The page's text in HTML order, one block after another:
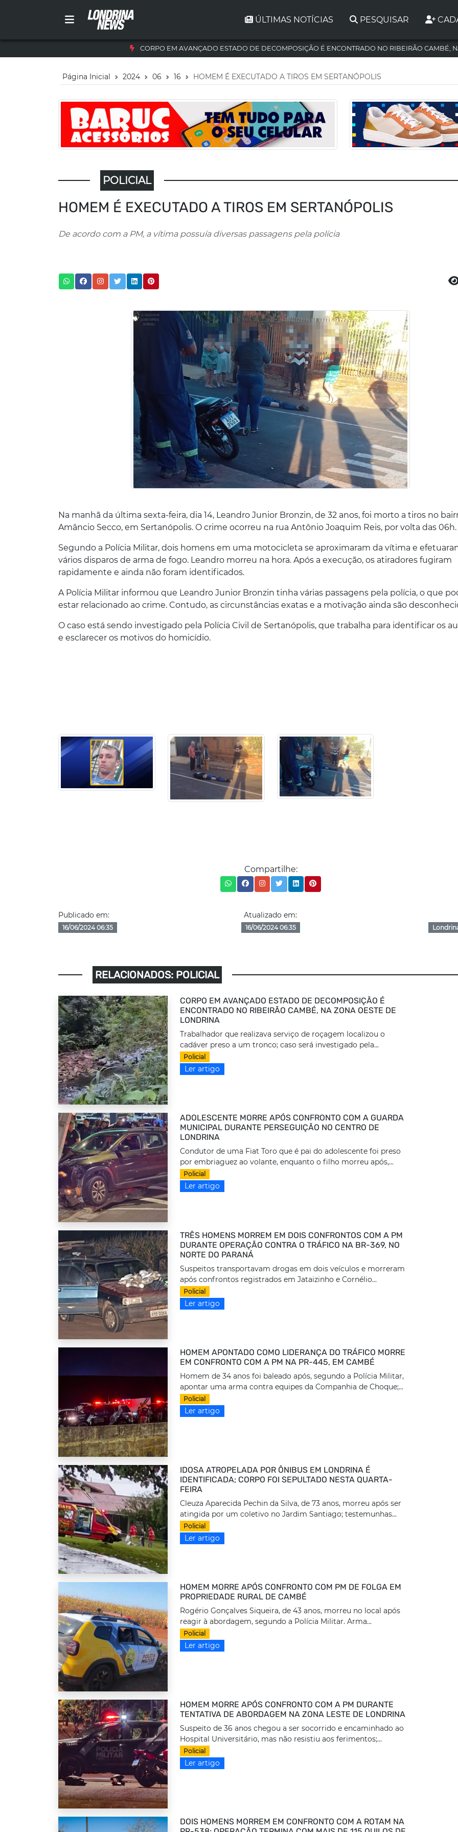
ÚLTIMAS NOTÍCIAS PESQUISAR
CORPO EM AVANÇADO ESTADO DE DECOMPOSIÇÃO É ENCONTRADO NO RIBEIRÃO CAMBÉ,
Página Inicial 2024 06 16 HOMEM É EXECUTADO A TIROS EM SERTANÓPOLIS
POLICIAL
HOMEM É EXECUTADO A TIROS EM SERTANÓPOLIS
De acordo com a PM, a vítima possuía diversas passagens pela polícia
Na manhã da última sexta-feira, dia 14, Leandro Junior Bronzin, de 32 anos, foi morto a tiros no
Amâncio Secco, em Sertanópolis. O crime ocorreu na rua Antônio Joaquim Reis, por volta das 06h.
Segundo a Polícia Militar, dois homens em uma motocicleta se aproximaram da vítima e
vários disparos de arma de fogo. Leandro morreu na hora. Após a execução, os atiradores fugiram
rapidamente e ainda não foram identificados.
A Polícia Militar informou que Leandro Junior Bronzin tinha várias passagens pela polícia, o que
estar relacionado ao crime. Contudo, as circunstâncias exatas e a motivação ainda são
O caso está sendo investigado pela Polícia Civil de Sertanópolis, que trabalha para identificar os
e esclarecer os motivos do homicídio.
Compartilhe:
Publicado em:
16/06/2024 06:35
Atualizado em:
16/06/2024 06:35
RELACIONADOS: POLICIAL
CORPO EM AVANÇADO ESTADO DE DECOMPOSIÇÃO É
ENCONTRADO NO RIBEIRÃO CAMBÉ, NA ZONA OESTE DE
LONDRINA
Trabalhador que realizava serviço de roçagem localizou o
cadáver preso a um tronco; caso será investigado pela...
Policial
Ler artigo
ADOLESCENTE MORRE APÓS CONFRONTO COM A GUARDA
MUNICIPAL DURANTE PERSEGUIÇÃO NO CENTRO DE
LONDRINA
Condutor de uma Fiat Toro que é pai do adolescente foi preso
por embriaguez ao volante, enquanto o filho morreu após,...
Policial
Ler artigo
TRÊS HOMENS MORREM EM DOIS CONFRONTOS COM A PM
DURANTE OPERAÇÃO CONTRA O TRÁFICO NA BR-369, NO
NORTE DO PARANÁ
Suspeitos transportavam drogas em dois veículos e morreram
após confrontos registrados em Jataizinho e Cornélio...
Policial
Ler artigo
HOMEM APONTADO COMO LIDERANÇA DO TRÁFICO MORRE
EM CONFRONTO COM A PM NA PR-445, EM CAMBÉ
Homem de 34 anos foi baleado após, segundo a Polícia Militar,
apontar uma arma contra equipes da Companhia de Choque;...
Policial
Ler artigo
IDOSA ATROPELADA POR ÔNIBUS EM LONDRINA É
IDENTIFICADA; CORPO FOI SEPULTADO NESTA QUARTA-
FEIRA
Cleuza Aparecida Pechin da Silva, de 73 anos, morreu após ser
atingida por um coletivo no Jardim Santiago; testemunhas...
Policial
Ler artigo
HOMEM MORRE APÓS CONFRONTO COM PM DE FOLGA EM
PROPRIEDADE RURAL DE CAMBÉ
Rogério Gonçalves Siqueira, de 43 anos, morreu no local após
reagir à abordagem, segundo a Polícia Militar. Arma...
Policial
Ler artigo
HOMEM MORRE APÓS CONFRONTO COM A PM DURANTE
TENTATIVA DE ABORDAGEM NA ZONA LESTE DE LONDRINA
Suspeito de 36 anos chegou a ser socorrido e encaminhado ao
Hospital Universitário, mas não resistiu aos ferimentos;...
Policial
Ler artigo
DOIS HOMENS MORREM EM CONFRONTO COM A ROTAM NA